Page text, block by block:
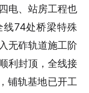
电、站房工程也
线74处桥梁特殊
无砟轨道施工阶
利封顶，全线接
铺轨基地已开工